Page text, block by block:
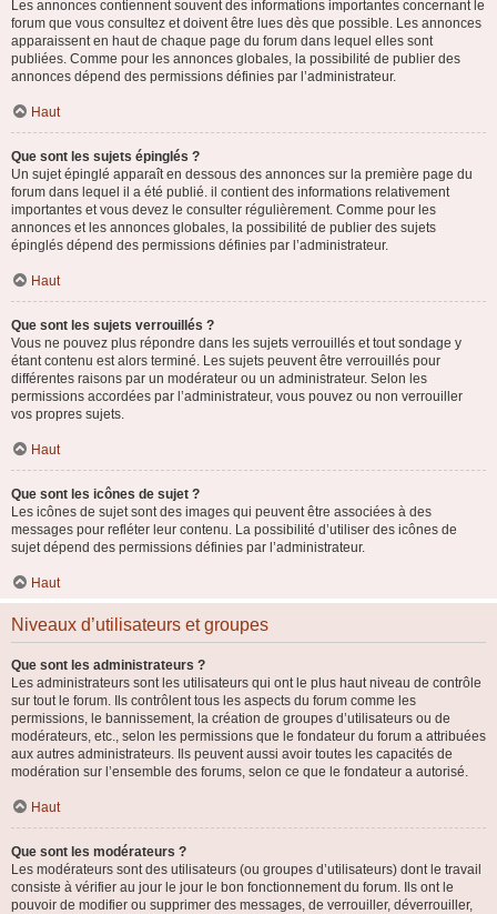
Les annonces contiennent souvent des informations importantes concernant le
forum que vous consultez et doivent être lues dès que possible. Les annonces
apparaissent en haut de chaque page du forum dans lequel elles sont
publiées. Comme pour les annonces globales, la possibilité de publier des
annonces dépend des permissions définies par l’administrateur.
Haut
Que sont les sujets épinglés ?
Un sujet épinglé apparaît en dessous des annonces sur la première page du
forum dans lequel il a été publié. il contient des informations relativement
importantes et vous devez le consulter régulièrement. Comme pour les
annonces et les annonces globales, la possibilité de publier des sujets
épinglés dépend des permissions définies par l’administrateur.
Haut
Que sont les sujets verrouillés ?
Vous ne pouvez plus répondre dans les sujets verrouillés et tout sondage y
étant contenu est alors terminé. Les sujets peuvent être verrouillés pour
différentes raisons par un modérateur ou un administrateur. Selon les
permissions accordées par l’administrateur, vous pouvez ou non verrouiller
vos propres sujets.
Haut
Que sont les icônes de sujet ?
Les icônes de sujet sont des images qui peuvent être associées à des
messages pour refléter leur contenu. La possibilité d’utiliser des icônes de
sujet dépend des permissions définies par l’administrateur.
Haut
Niveaux d’utilisateurs et groupes
Que sont les administrateurs ?
Les administrateurs sont les utilisateurs qui ont le plus haut niveau de contrôle
sur tout le forum. Ils contrôlent tous les aspects du forum comme les
permissions, le bannissement, la création de groupes d’utilisateurs ou de
modérateurs, etc., selon les permissions que le fondateur du forum a attribuées
aux autres administrateurs. Ils peuvent aussi avoir toutes les capacités de
modération sur l’ensemble des forums, selon ce que le fondateur a autorisé.
Haut
Que sont les modérateurs ?
Les modérateurs sont des utilisateurs (ou groupes d’utilisateurs) dont le travail
consiste à vérifier au jour le jour le bon fonctionnement du forum. Ils ont le
pouvoir de modifier ou supprimer des messages, de verrouiller, déverrouiller,